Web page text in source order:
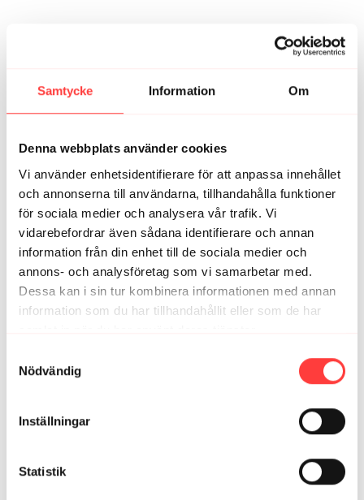
Samtycke Information Om
Denna webbplats använder cookies
Vi använder enhetsidentifierare för att anpassa innehållet
och annonserna till användarna, tillhandahålla funktioner
för sociala medier och analysera vår trafik. Vi
vidarebefordrar även sådana identifierare och annan
information från din enhet till de sociala medier och
annons- och analysföretag som vi samarbetar med.
Dessa kan i sin tur kombinera informationen med annan
information som du har tillhandahållit eller som de har
Nödvändig
Inställningar
Statistik
SUMMER FEELS STRESSAD